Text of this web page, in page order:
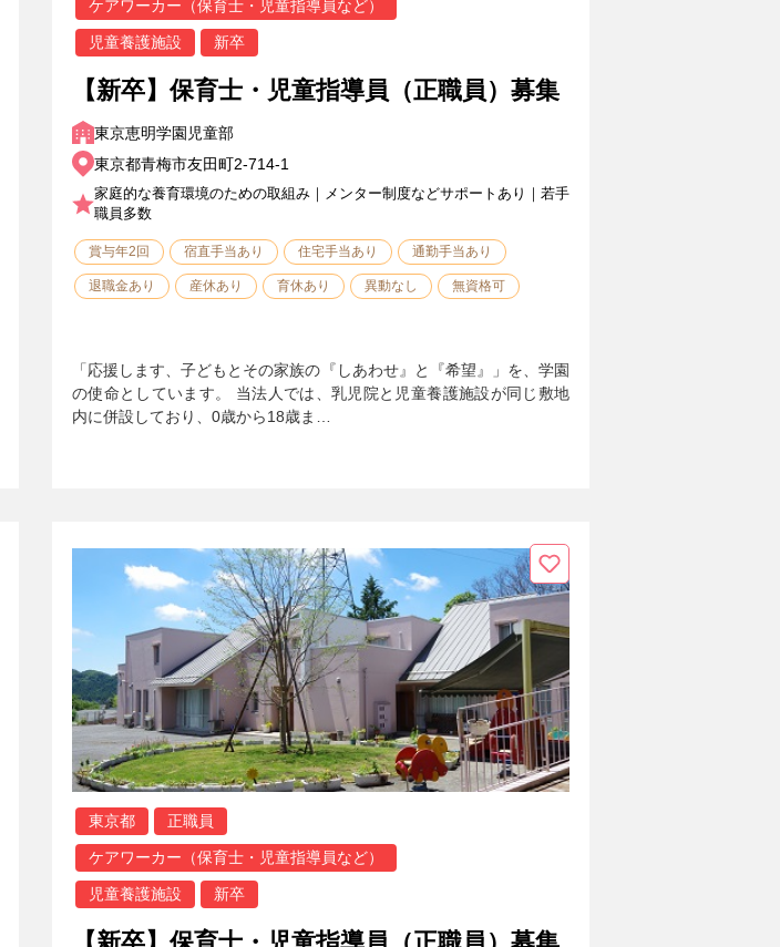
ケアワーカー（保育士・児童指導員など）
児童養護施設 新卒
【新卒】保育士・児童指導員（正職員）募集
東京恵明学園児童部
東京都青梅市友田町2-714-1
家庭的な養育環境のための取組み｜メンター制度などサポートあり｜若手
職員多数
賞与年2回 宿直手当あり 住宅手当あり 通勤手当あり
退職金あり 産休あり 育休あり 異動なし 無資格可
「応援します、子どもとその家族の『しあわせ』と『希望』」を、学園
の使命としています。 当法人では、乳児院と児童養護施設が同じ敷地
内に併設しており、0歳から18歳ま…
東京都 正職員
ケアワーカー（保育士・児童指導員など）
児童養護施設 新卒